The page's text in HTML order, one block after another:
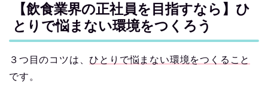
【飲食業界の正社員を目指すなら】ひ
とりで悩まない環境をつくろう
３つ目のコツは、ひとりで悩まない環境をつくること
です。